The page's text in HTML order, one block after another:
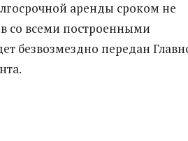
аренды сроком не
со всеми построенными
безвозмездно передан